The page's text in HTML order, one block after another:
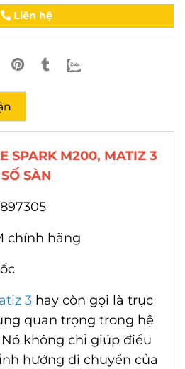
Liên hệ
SPARK M200, MATIZ 3
SỐ SÀN
chính hãng
3 hay còn gọi là trục
quan trọng trong hệ
không chỉ giúp điều
hướng di chuyển của